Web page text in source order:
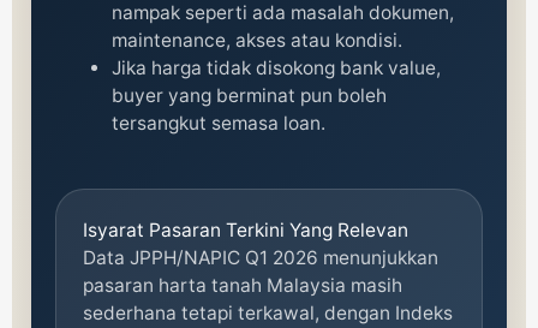
nampak seperti ada masalah dokumen,
maintenance, akses atau kondisi.
Jika harga tidak disokong bank value,
buyer yang berminat pun boleh
tersangkut semasa loan.
Isyarat Pasaran Terkini Yang Relevan
Data JPPH/NAPIC Q1 2026 menunjukkan
pasaran harta tanah Malaysia masih
sederhana tetapi terkawal, dengan Indeks